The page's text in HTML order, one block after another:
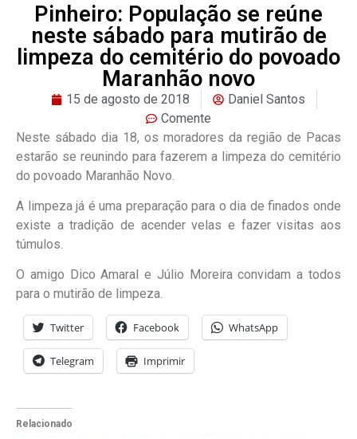
Pinheiro: População se reúne
neste sábado para mutirão de
limpeza do cemitério do povoado
Maranhão novo
15 de agosto de 2018
Daniel Santos
Comente
Neste sábado dia 18, os moradores da região de Pacas
estarão se reunindo para fazerem a limpeza do cemitério
do povoado Maranhão Novo.
A limpeza já é uma preparação para o dia de finados onde
existe a tradição de acender velas e fazer visitas aos
túmulos.
O amigo Dico Amaral e Júlio Moreira convidam a todos
para o mutirão de limpeza.
Twitter Facebook WhatsApp
Telegram Imprimir
Relacionado